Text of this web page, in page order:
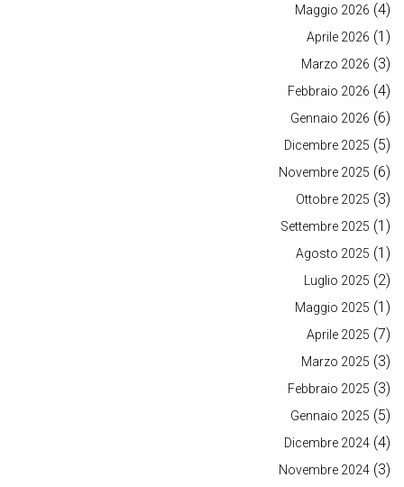
Maggio 2026 (4)
Aprile 2026 (1)
Marzo 2026 (3)
Febbraio 2026 (4)
Gennaio 2026 (6)
Dicembre 2025 (5)
Novembre 2025 (6)
Ottobre 2025 (3)
Settembre 2025 (1)
Agosto 2025 (1)
Luglio 2025 (2)
Maggio 2025 (1)
Aprile 2025 (7)
Marzo 2025 (3)
Febbraio 2025 (3)
Gennaio 2025 (5)
Dicembre 2024 (4)
Novembre 2024 (3)